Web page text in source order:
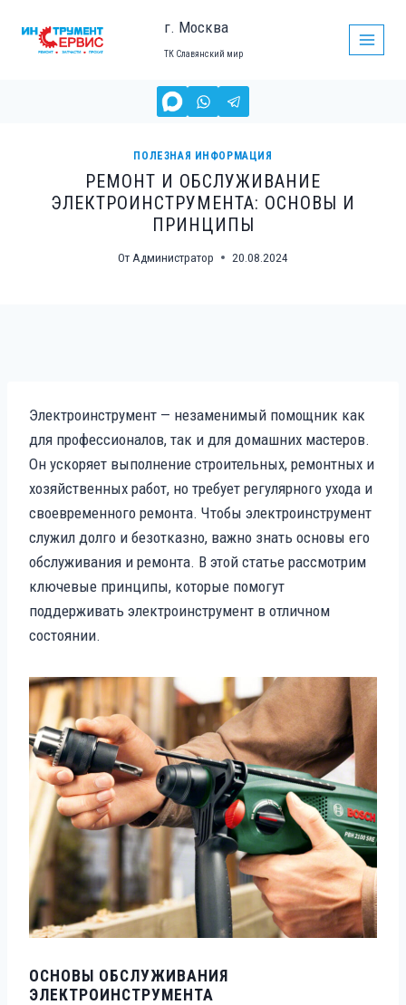
г. Москва
ТК Славянский мир
ПОЛЕЗНАЯ ИНФОРМАЦИЯ
РЕМОНТ И ОБСЛУЖИВАНИЕ
ЭЛЕКТРОИНСТРУМЕНТА: ОСНОВЫ И
ПРИНЦИПЫ
От Администратор 20.08.2024
Электроинструмент — незаменимый помощник как
для профессионалов, так и для домашних мастеров.
Он ускоряет выполнение строительных, ремонтных и
хозяйственных работ, но требует регулярного ухода и
своевременного ремонта. Чтобы электроинструмент
служил долго и безотказно, важно знать основы его
обслуживания и ремонта. В этой статье рассмотрим
ключевые принципы, которые помогут
поддерживать электроинструмент в отличном
состоянии.
ОСНОВЫ ОБСЛУЖИВАНИЯ
ЭЛЕКТРОИНСТРУМЕНТА